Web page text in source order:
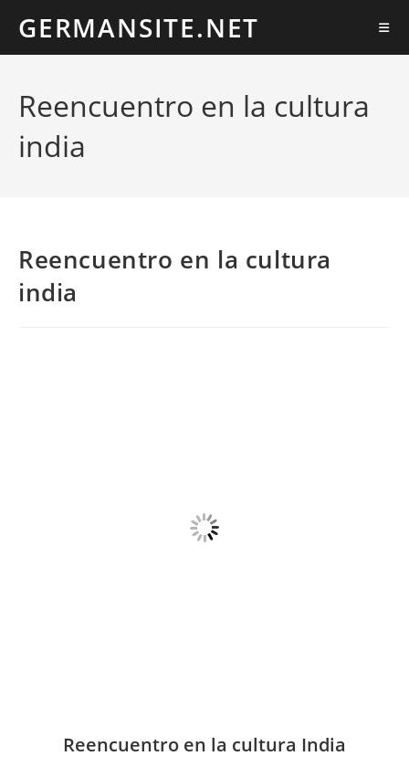
contenido
GERMANSITE.NET
Reencuentro en la cultura
india
Reencuentro en la cultura
india
Reencuentro en la cultura India